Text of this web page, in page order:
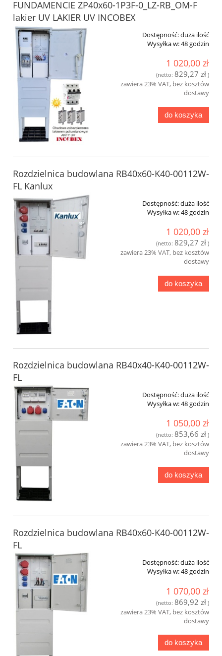
FUNDAMENCIE ZP40x60-1P3F-0_LZ-RB_OM-F
lakier UV LAKIER UV INCOBEX
Dostępność:duża ilość
Wysyłka w:48 godzin
1 020,00 zł
(netto: 829,27 zł )
zawiera 23% VAT, bez kosztów
dostawy
do koszyka
Rozdzielnica budowlana RB40x60-K40-00112W-
FL Kanlux
Dostępność:duża ilość
Wysyłka w:48 godzin
1 020,00 zł
(netto: 829,27 zł )
zawiera 23% VAT, bez kosztów
dostawy
do koszyka
Rozdzielnica budowlana RB40x40-K40-00112W-
FL
Dostępność:duża ilość
Wysyłka w:48 godzin
1 050,00 zł
(netto: 853,66 zł )
zawiera 23% VAT, bez kosztów
dostawy
do koszyka
Rozdzielnica budowlana RB40x60-K40-00112W-
FL
Dostępność:duża ilość
Wysyłka w:48 godzin
1 070,00 zł
(netto: 869,92 zł )
zawiera 23% VAT, bez kosztów
dostawy
do koszyka